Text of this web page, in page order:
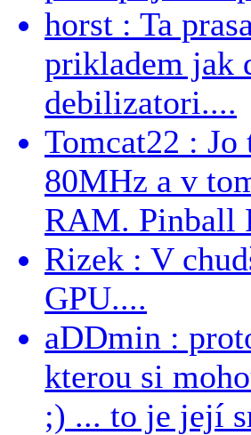
horst : Ta
prikladem jak
debilizatori....
Tomcat22 :
80MHz a v
RAM. Pinball
Rizek : V
GPU....
aDDmin :
kterou si
;) ... to je její